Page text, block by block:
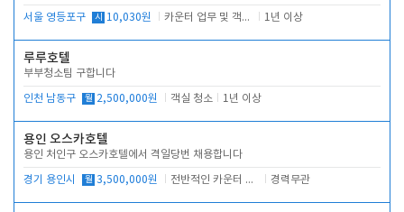
서울 영등포구 시 10,030원 카운터 업무 및 객실관리(청소상태 확인, 객실판매) 1년 이상
루루호텔
부부청소팀 구합니다
인천 남동구 월 2,500,000원 객실 청소 1년 이상
용인 오스카호텔
용인 처인구 오스카호텔에서 격일당번 채용합니다
경기 용인시 월 3,500,000원 전반적인 카운터 업무 경력무관